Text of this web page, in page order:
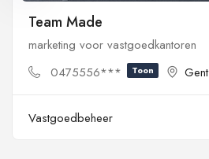
Team Made
marketing voor vastgoedkantoren
0475556***
Toon Gent
Vastgoedbeheer